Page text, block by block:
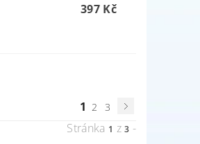
397 Kč
1 2 3
Stránka 1 z3 -